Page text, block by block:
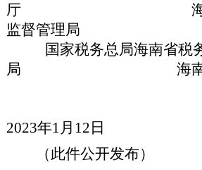
厅
监督管理局
国家税务总局海南省税
局 海南省通
2023年1月 12 日
（此件公开发布）